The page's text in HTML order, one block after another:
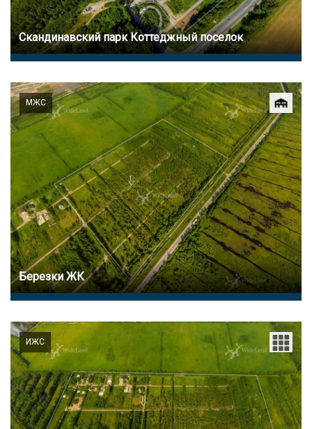
Скандинавский парк Коттеджный поселок
МЖС
Березки ЖК
ИЖС